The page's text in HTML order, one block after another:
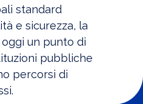
standard
e sicurezza, la
un punto di
pubbliche
percorsi di